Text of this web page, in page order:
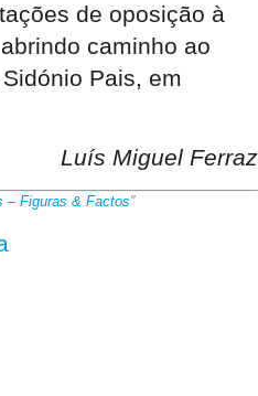
de oposição à
caminho ao
Pais, em
Luís Miguel Ferraz
– Figuras & Factos”